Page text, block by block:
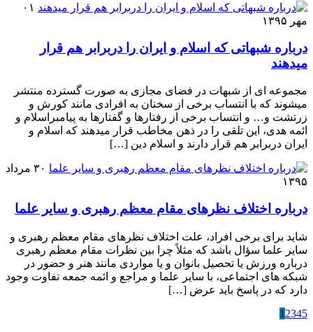
۰۱
مهر ۱۳۹۵
درباره شبهاتی که اسلام و ایران را دربرابر هم قرار
میدهند
مجموعه ای از شبهات در فضای مجازی به صورت گسترده منتشر
میشوند که با انتساب برخی از سخنان به افرادی مانند کورش و
زرتشت و… و انتساب برخی از رفتارها و گفتارها به پیامبراسلام و
ائمه هدی، این تلقی را در ذهن مخاطب قرار میدهند که اسلام و
ایران دربرابر هم قرار دارند و اسلام دین […]
۳۰ مرداد
۱۳۹۵
درباره اختلاف نظرهای مقام معظم رهبری و سایر علما
شاید برای برخی افراد، علت اختلاف نظرهای مقام معظم رهبری و
سایر علما سؤال باشد که مثلاً چرا بین نظرات مقام معظم رهبری
درباره ورزش یا تحصیل بانوان و یا مواردی مانند هنر و حضور در
شبکه های اجتماعی، با سایر علما و مراجع و ائمه جمعه تفاوت وجود
دارد که در پاسخ باید عرض […]
1 2345